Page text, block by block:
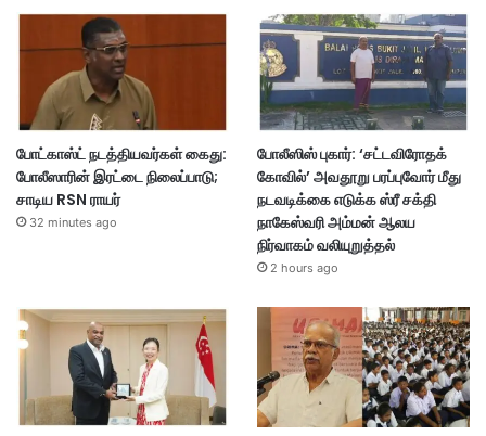
போட்காஸ்ட் நடத்தியவர்கள் கைது:
போலீஸாரின் இரட்டை நிலைப்பாடு;
சாடிய RSN ராயர்
32 minutes ago
போலீஸிஸ் புகார்: ‘சட்டவிரோதக்
கோவில்’ அவதூறு பரப்புவோர் மீது
நடவடிக்கை எடுக்க ஸ்ரீ சக்தி
நாகேஸ்வரி அம்மன் ஆலய
நிர்வாகம் வலியுறுத்தல்
2 hours ago